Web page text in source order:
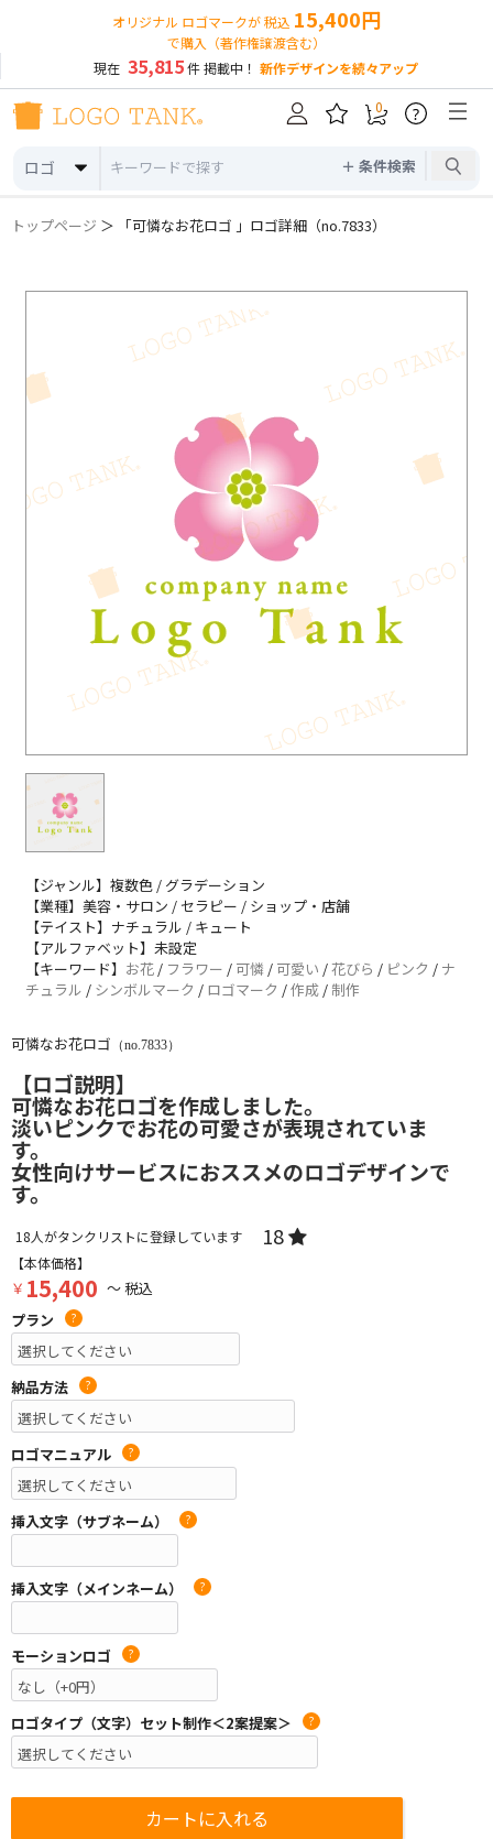
オリジナル ロゴマークが 税込 15,400円
で購入（著作権譲渡含む）
現在 35,815件 掲載中！ 新作デザインを続々アップ
ロゴ ＋ 条件検索
0 ?
トップページ ＞ 「可憐なお花ロゴ 」ロゴ詳細（no.7833）
【ジャンル】複数色 / グラデーション
【業種】美容・サロン / セラピー / ショップ・店舗
【テイスト】ナチュラル / キュート
【アルファベット】未設定
【キーワード】 お花 / フラワー / 可憐 / 可愛い /花びら / ピンク / ナ
チュラル / シンボルマーク / ロゴマーク /作成 / 制作
可憐なお花ロゴ （no.7833）
【ロゴ説明】
可憐なお花ロゴを作成しました。
淡いピンクでお花の可愛さが表現されていま
す。
女性向けサービスにおススメのロゴデザインで
す。
18人がタンクリストに登録しています 18
【本体価格】
￥ 15,400 ～ 税込
プラン
?
納品方法 ?
ロゴマニュアル ?
挿入文字（サブネーム） ?
挿入文字（メインネーム） ?
モーションロゴ ?
ロゴタイプ（文字）セット制作＜2案提案＞ ?